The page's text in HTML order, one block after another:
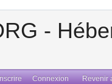
-
Connexion Revenir